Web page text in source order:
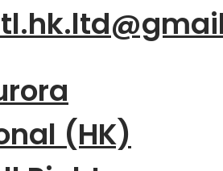
(HK)